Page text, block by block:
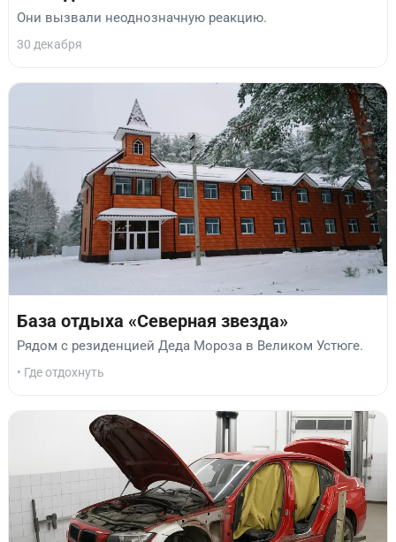
Они вызвали неоднозначную реакцию.
30 декабря
База отдыха «Северная звезда»
Рядом с резиденцией Деда Мороза в Великом Устюге.
• Где отдохнуть